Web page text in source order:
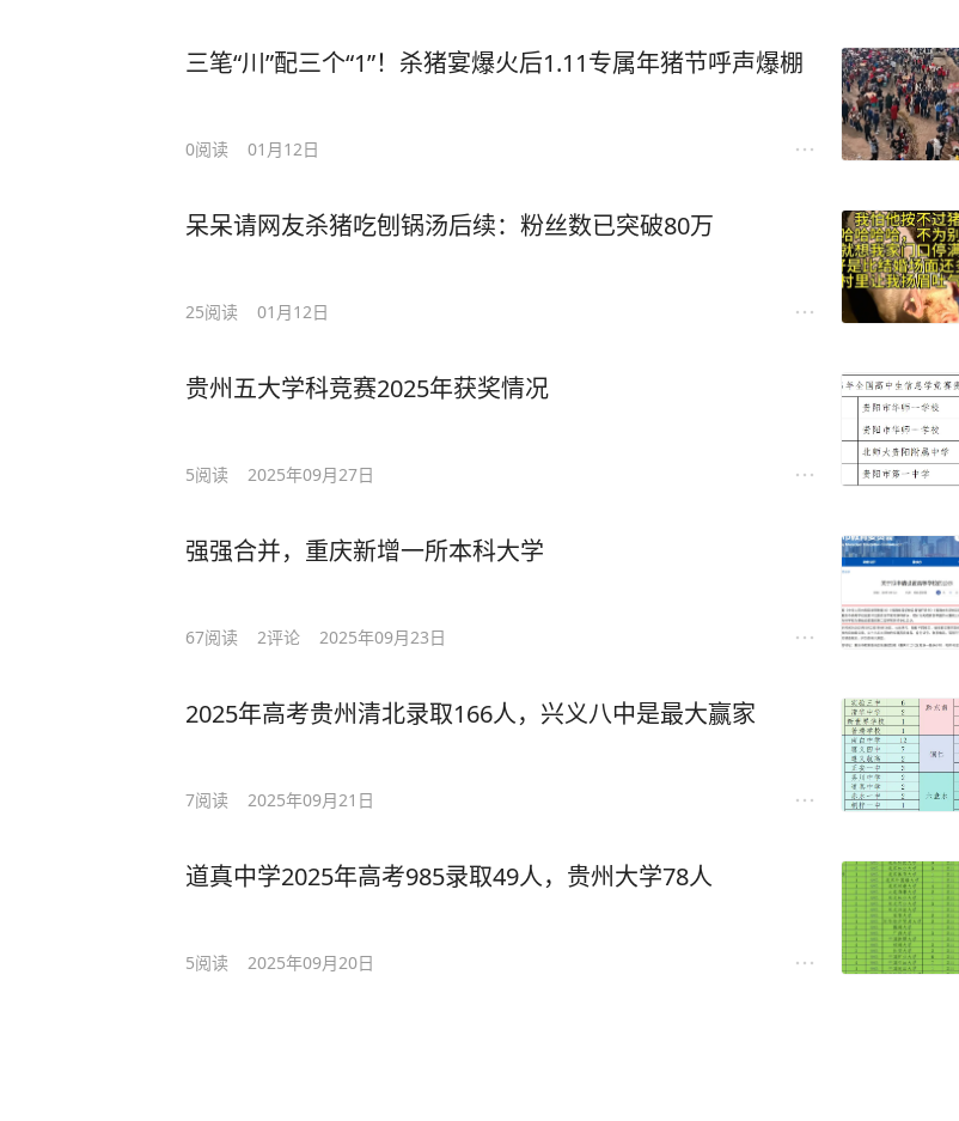
三笔“川”配三个“1”！杀猪宴爆火后1.11专属年猪节呼声爆棚
0阅读 01月12日
呆呆请网友杀猪吃刨锅汤后续：粉丝数已突破80万
25阅读 01月12日
贵州五大学科竞赛2025年获奖情况
5阅读 2025年09月27日
强强合并，重庆新增一所本科大学
67阅读 2评论 2025年09月23日
2025年高考贵州清北录取166人，兴义八中是最大赢家
7阅读 2025年09月21日
道真中学2025年高考985录取49人，贵州大学78人
5阅读 2025年09月20日